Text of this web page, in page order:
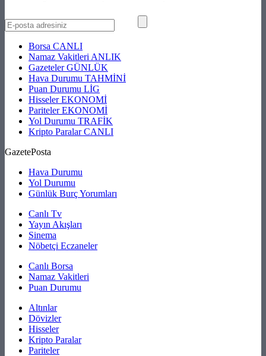
Borsa CANLI
Namaz Vakitleri ANLIK
GazetelerGÜNLÜK
Hava Durumu TAHMİNİ
Puan Durumu LİG
HisselerEKONOMİ
ParitelerEKONOMİ
Yol Durumu TRAFİK
Kripto ParalarCANLI
GazetePosta
Hava Durumu
Yol Durumu
Günlük Burç Yorumları
Canlı Tv
Yayın Akışları
Sinema
Nöbetçi Eczaneler
Canlı Borsa
Namaz Vakitleri
Puan Durumu
Altınlar
Dövizler
Hisseler
Kripto Paralar
Pariteler